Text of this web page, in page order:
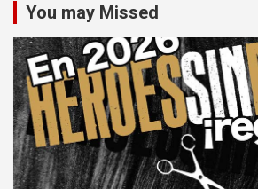
You may Missed